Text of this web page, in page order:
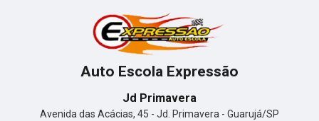
Auto Escola Expressão
Jd Primavera
Avenida das Acácias, 45 - Jd. Primavera - Guarujá/SP